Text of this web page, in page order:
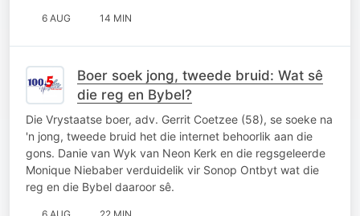
6 AUG 14 MIN
Boer soek jong, tweede bruid: Wat sê
die reg en Bybel?
Die Vrystaatse boer, adv. Gerrit Coetzee (58), se soeke na
'n jong, tweede bruid het die internet behoorlik aan die
gons. Danie van Wyk van Neon Kerk en die regsgeleerde
Monique Niebaber verduidelik vir Sonop Ontbyt wat die
reg en die Bybel daaroor sê.